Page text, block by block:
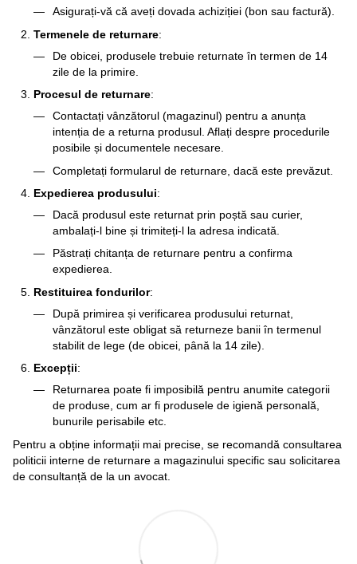
Asigurați-vă că aveți dovada achiziției (bon sau factură).
Termenele de returnare:
De obicei, produsele trebuie returnate în termen de 14
zile de la primire.
Procesul de returnare:
Contactați vânzătorul (magazinul) pentru a anunța
intenția de a returna produsul. Aflați despre procedurile
posibile și documentele necesare.
Completați formularul de returnare, dacă este prevăzut.
Expedierea produsului:
Dacă produsul este returnat prin poștă sau curier,
ambalați-l bine și trimiteți-l la adresa indicată.
Păstrați chitanța de returnare pentru a confirma
expedierea.
Restituirea fondurilor:
După primirea și verificarea produsului returnat,
vânzătorul este obligat să returneze banii în termenul
stabilit de lege (de obicei, până la 14 zile).
Excepții:
Returnarea poate fi imposibilă pentru anumite categorii
de produse, cum ar fi produsele de igienă personală,
bunurile perisabile etc.
Pentru a obține informații mai precise, se recomandă consultarea
politicii interne de returnare a magazinului specific sau solicitarea
de consultanță de la un avocat.